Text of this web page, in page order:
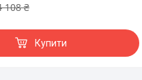
108 ₴
Купити